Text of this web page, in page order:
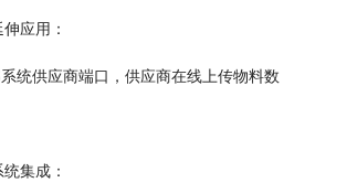
应用：
统供应商端口，供应商在线上传物料数
集成：